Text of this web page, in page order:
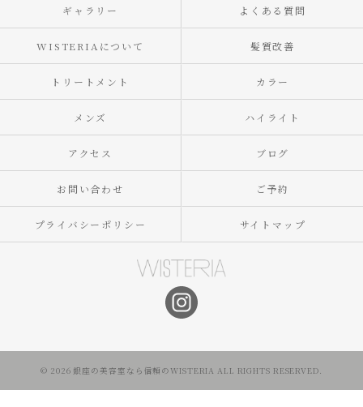
ギャラリー よくある質問
WISTERIAについて 髪質改善
トリートメント カラー
メンズ ハイライト
アクセス ブログ
お問い合わせ ご予約
プライバシーポリシー サイトマップ
© 2026 銀座の美容室なら信頼のWISTERIA ALL RIGHTS RESERVED.